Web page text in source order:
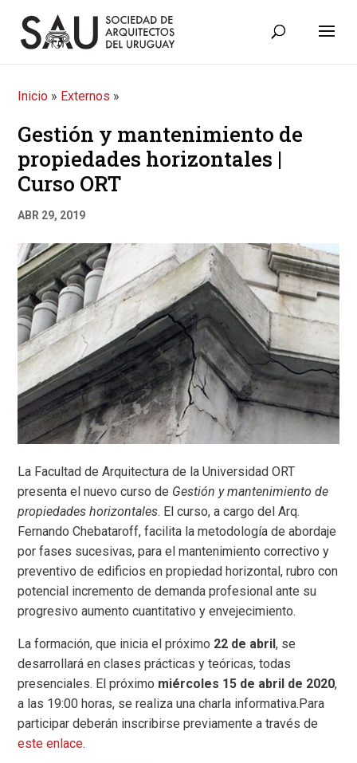
Inicio » Externos »
Gestión y mantenimiento de
propiedades horizontales |
Curso ORT
ABR 29, 2019
La Facultad de Arquitectura de la Universidad ORT
presenta el nuevo curso de Gestión y mantenimiento de
propiedades horizontales. El curso, a cargo del Arq.
Fernando Chebataroff, facilita la metodología de abordaje
por fases sucesivas, para el mantenimiento correctivo y
preventivo de edificios en propiedad horizontal, rubro con
potencial incremento de demanda profesional ante su
progresivo aumento cuantitativo y envejecimiento.
La formación, que inicia el próximo 22 de abril, se
desarrollará en clases prácticas y teóricas, todas
presenciales. El próximo miércoles 15 de abril de 2020,
a las 19:00 horas, se realiza una charla informativa.Para
participar deberán inscribirse previamente a través de
este enlace.